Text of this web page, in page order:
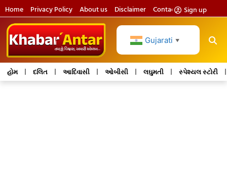
Home Privacy Policy About us Disclaimer Contact usSign up
Gujarati ▼
હોમ દલિત આદિવાસી ઓબીસી લઘુમતી સ્પેશ્યલ સ્ટોરી